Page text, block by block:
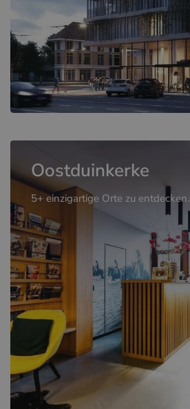
Oostduinkerke
5+ einzigartige Orte zu entdecken.